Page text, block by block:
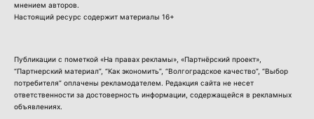
мнением авторов.
Настоящий ресурс содержит материалы 16+
Публикации с пометкой «На правах рекламы», «Партнёрский проект»,
“Партнерский материал”, “Как экономить”, “Волгоградское качество”, “Выбор
потребителя” оплачены рекламодателем. Редакция сайта не несет
ответственности за достоверность информации, содержащейся в рекламных
объявлениях.